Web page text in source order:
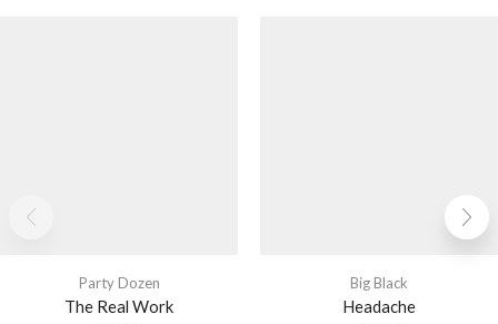
Party Dozen
The Real Work
Big Black
Headache